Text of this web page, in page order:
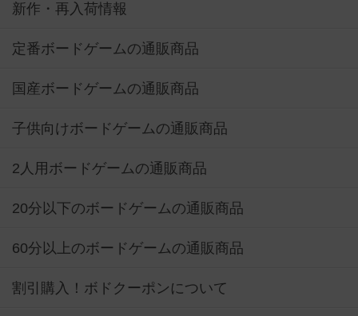
新作・再入荷情報
定番ボードゲームの通販商品
国産ボードゲームの通販商品
子供向けボードゲームの通販商品
2人用ボードゲームの通販商品
20分以下のボードゲームの通販商品
60分以上のボードゲームの通販商品
割引購入！ボドクーポンについて